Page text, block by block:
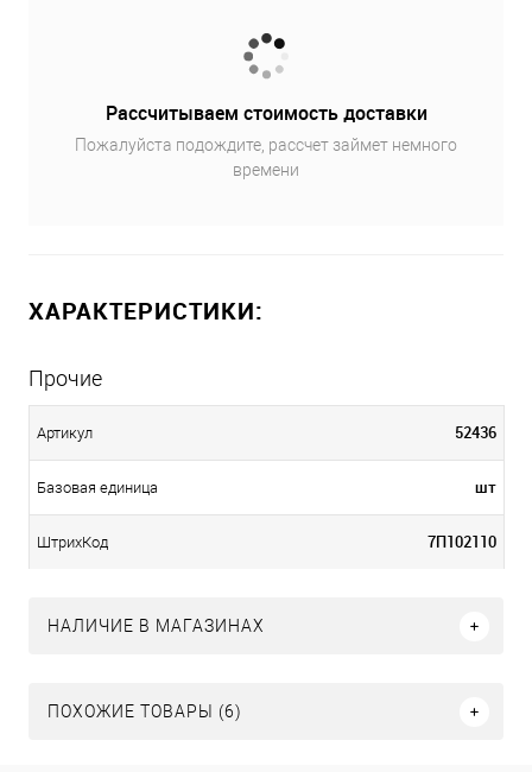
Рассчитываем стоимость доставки
Пожалуйста подождите, рассчет займет немного
времени
ХАРАКТЕРИСТИКИ:
Прочие
Артикул 52436
Базовая единица шт
ШтрихКод 7П102110
НАЛИЧИЕ В МАГАЗИНАХ
ПОХОЖИЕ ТОВАРЫ (6)